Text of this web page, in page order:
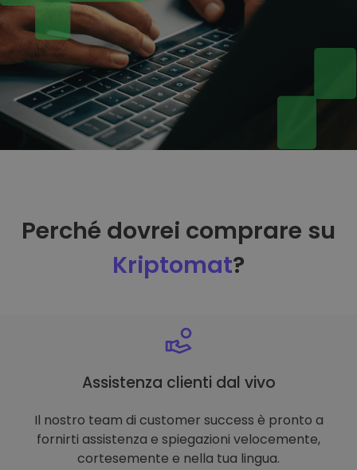
Perché dovrei comprare su
Kriptomat?
Assistenza clienti dal vivo
Il nostro team di customer success è pronto a
fornirti assistenza e spiegazioni velocemente,
cortesemente e nella tua lingua.